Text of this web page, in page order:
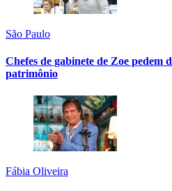
São Paulo
Chefes de gabinete de Zoe pedem
patrimônio
Fábia Oliveira